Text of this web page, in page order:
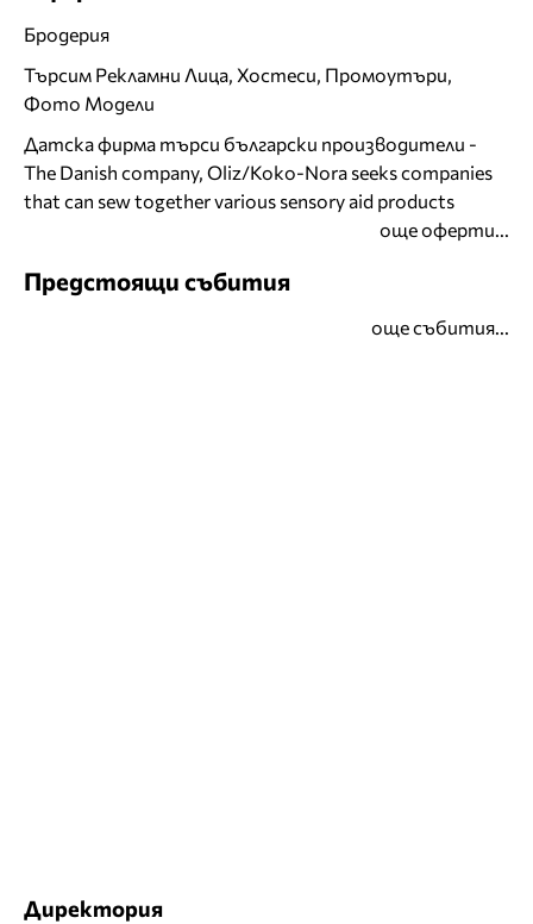
Бродерия
Търсим Рекламни Лица, Хостеси, Промоутъри,
Фото Модели
Датска фирма търси български производители -
The Danish company, Oliz/Koko-Nora seeks companies
that can sew together various sensory aid products
още оферти...
Предстоящи събития
още събития...
Директория